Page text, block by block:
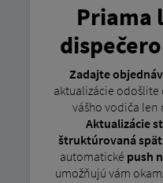
Priama
Zadajte
aktualizácie odošlite
vášho vodiča
Aktualizácie
štruktúrovaná
automatické push
umožňujú vám